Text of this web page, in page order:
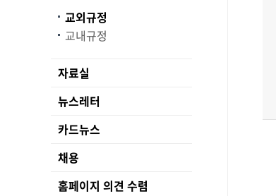
교외규정
교내규정
자료실
뉴스레터
카드뉴스
채용
홈페이지 의견 수렴